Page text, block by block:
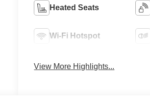
Heated Seats
Wi-Fi Hotspot
View More Highlights...